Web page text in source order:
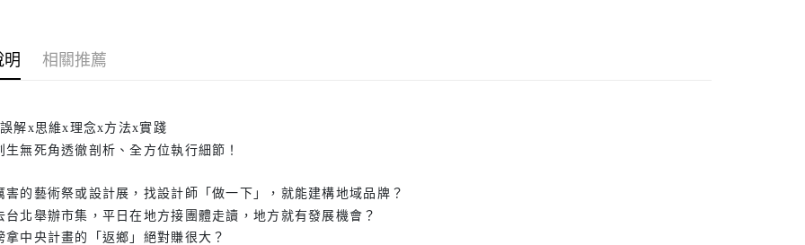
明 相關推薦
解x思維x理念x方法x實踐
生無死角透徹剖析、全方位執行細節！
害的藝術祭或設計展，找設計師「做一下」，就能建構地域品牌？
台北舉辦市集，平日在地方接團體走讀，地方就有發展機會？
拿中央計畫的「返鄉」絕對賺很大？